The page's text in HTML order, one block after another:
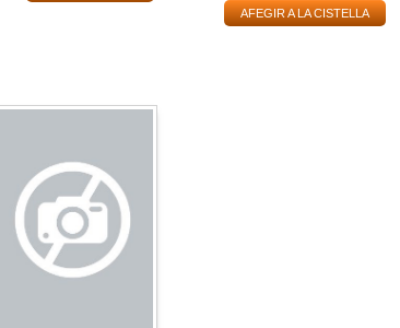
AFEGIR A LA CISTELLA